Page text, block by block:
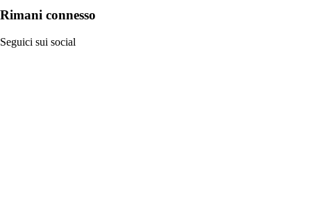
Rimani connesso
Seguici sui social